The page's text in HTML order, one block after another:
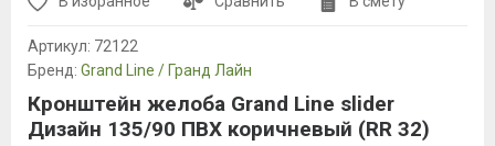
Артикул: 72122
Бренд: Grand Line / Гранд Лайн
Кронштейн желоба Grand Line slider
Дизайн 135/90 ПВХ коричневый (RR 32)